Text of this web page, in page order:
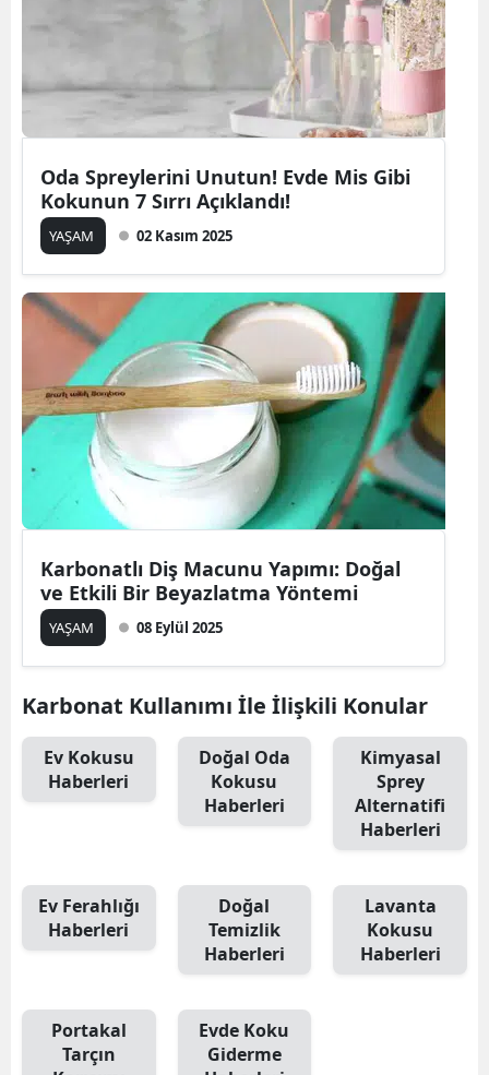
Oda Spreylerini Unutun! Evde Mis Gibi
Kokunun 7 Sırrı Açıklandı!
YAŞAM 02 Kasım 2025
Karbonatlı Diş Macunu Yapımı: Doğal
ve Etkili Bir Beyazlatma Yöntemi
YAŞAM 08 Eylül 2025
Karbonat Kullanımı İle İlişkili Konular
Ev Kokusu
Haberleri
Doğal Oda
Kokusu
Haberleri
Kimyasal
Sprey
Alternatifi
Haberleri
Ev Ferahlığı
Haberleri
Doğal
Temizlik
Haberleri
Lavanta
Kokusu
Haberleri
Portakal
Tarçın
Evde Koku
Giderme